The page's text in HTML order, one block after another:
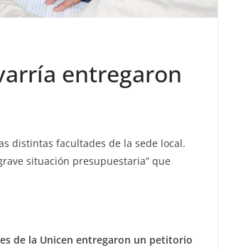
entregaron
distintas facultades de la sede local.
situación presupuestaria” que
de la Unicen entregaron un petitorio